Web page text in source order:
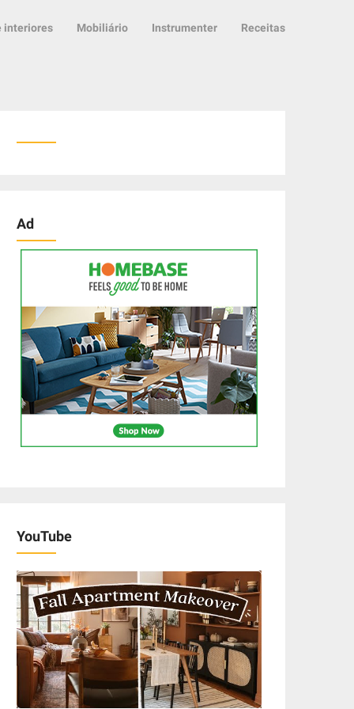
interiores Mobiliário Instrumenter Receitas
Ad
YouTube